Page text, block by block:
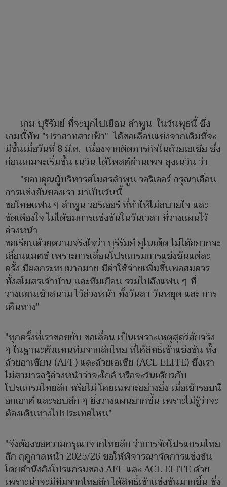
เกม บุรีรัมย์ ที่จะบุกไปเยือน ลำพูน ในวันพุธนี้ ซึ่ง
เกมนี้ทัพ "ปราสาทสายฟ้า" ได้ขอเลื่อนแข่งจากเดิมที่จะ
มีขึ้นเมื่อวันที่ 8 มี.ค. เนื่องจากติดภารกิจในถ้วยเอเชีย ซึ่ง
ก่อนเกมจะเริ่มขึ้น เนวิน ได้โพสต์ผ่านเพจ ลุงเนวิน ว่า
"ขอบคุณผู้บริหารสโมสรลำพูน วอริเออร์ กรุณาเลื่อน
การแข่งขันของเรา มาเป็นวันนี้
ขอโทษแฟน ๆ ลำพูน วอริเออร์ ที่ทำให้ไม่สบายใจ และ
ขัดเคืองใจ ไม่ได้ชมการแข่งขันในวันเวลา ที่วางแผนไว้
ล่วงหน้า
ขอเรียนด้วยความจริงใจว่า บุรีรัมย์ ยูไนเต็ด ไม่ได้อยากจะ
เลื่อนแมตช์ เพราะการเลื่อนโปรแกรมการแข่งขันแต่ละ
ครั้ง มีผลกระทบมากมาย มีค่าใช้จ่ายเพิ่มขึ้นพอสมควร
ทั้งสโมสรเจ้าบ้าน และทีมเยือน รวมไปถึงแฟน ๆ ที่
วางแผนเข้าสนาม ไว้ล่วงหน้า ทั้งวันลา วันหยุด และ การ
เดินทาง"
"ทุกครั้งที่เราขอขยับ ขอเลื่อน เป็นเพราะเหตุสุดวิสัยจริง
ๆ ในฐานะตัวแทนทีมจากลีกไทย ที่ได้สิทธิ์เข้าแข่งขัน ทั้ง
ถ้วยอาเซียน (AFF) และถ้วยเอเซีย (ACL ELITE) ซึ่งเรา
ไม่สามารถรู้ล่วงหน้าว่าจะใกล้ หรือจะวันเดียวกับ
โปรแกรมไทยลีก หรือไม่ โดยเฉพาะอย่างยิ่ง เมื่อเข้ารอบน็
อกเอาต์ และรอบลึก ๆ ยิ่งวางแผนยากขึ้น เพราะไม่รู้ว่าจะ
ต้องเดินทางไปประเทศไหน"
"จึงต้องขอความกรุณาจากไทยลีก ว่าการจัดโปรแกรมไทย
ลีก ฤดูกาลหน้า 2025/26 ขอให้พิจารณาจัดการแข่งขัน
โดยคำนึงถึงโปรแกรมของ AFF และ ACL ELITE ด้วย
เพราะน่าจะมีทีมจากไทยลีก ได้สิทธิ์เข้าแข่งขันมากขึ้น ซึ่ง